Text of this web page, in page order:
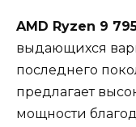
AMD Ryzen 9
выдающихся
последнего
предлагает
мощности